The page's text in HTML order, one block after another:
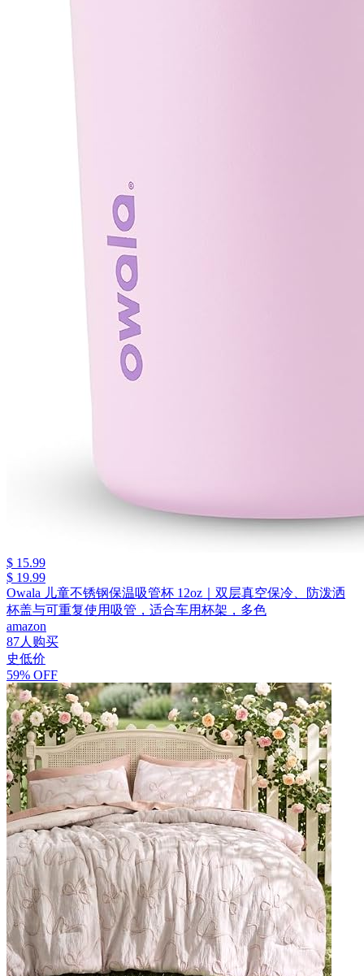
$ 15.99
$ 19.99
Owala 儿童不锈钢保温吸管杯 12oz｜双层真空保冷、防泼洒
杯盖与可重复使用吸管，适合车用杯架，多色
amazon
87人购买
史低价
59% OFF